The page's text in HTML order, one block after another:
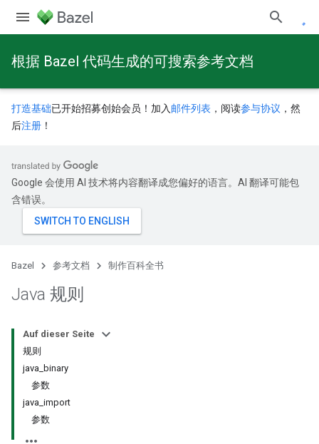
根据 Bazel 代码生成的可搜索参考文档
打造基础已开始招募创始会员！加入 邮件列表 ，阅读参与协议 ，然
后注册 ！
Google 会使用 AI 技术将内容翻译成您偏好的语言。AI 翻译可能包
含错误。
Bazel 参考文档 制作百科全书
Java 规则
Auf dieser Seite
规则
java_binary
参数
java_import
参数